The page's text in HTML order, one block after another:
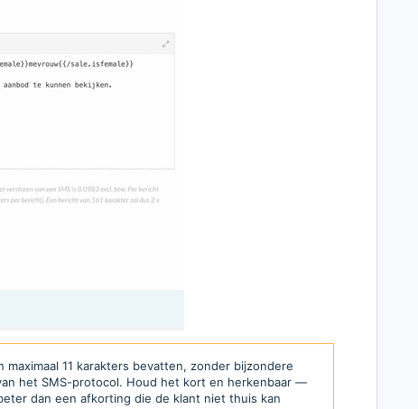
maximaal 11 karakters bevatten, zonder bijzondere
het SMS-protocol. Houd het kort en herkenbaar —
dan een afkorting die de klant niet thuis kan